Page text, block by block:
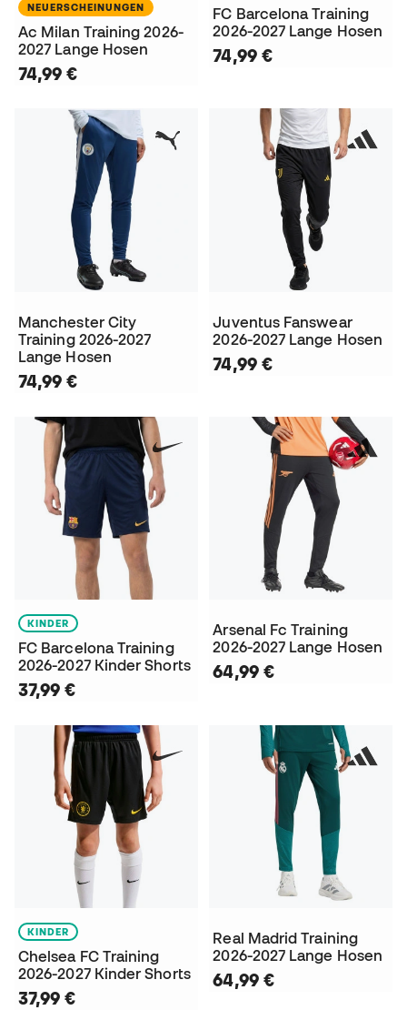
NEUERSCHEINUNGEN
Ac Milan Training 2026-
2027 Lange Hosen
74,99 €
FC Barcelona Training
2026-2027 Lange Hosen
74,99 €
Manchester City
Training 2026-2027
Lange Hosen
74,99 €
Juventus Fanswear
2026-2027 Lange Hosen
74,99 €
KINDER
FC Barcelona Training
2026-2027 Kinder Shorts
37,99 €
Arsenal Fc Training
2026-2027 Lange Hosen
64,99 €
KINDER
Chelsea FC Training
2026-2027 Kinder Shorts
37,99 €
Real Madrid Training
2026-2027 Lange Hosen
64,99 €